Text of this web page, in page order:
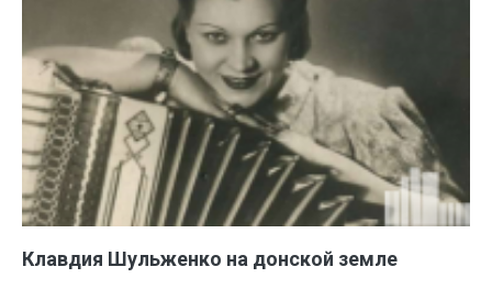
Клавдия Шульженко на донской земле